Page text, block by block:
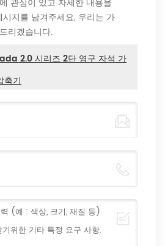
관심이 있고 자세한 내용을
지를 남겨주세요, 우리는 가
리겠습니다.
2.0 시리즈 2단 영구 자석 가
축기